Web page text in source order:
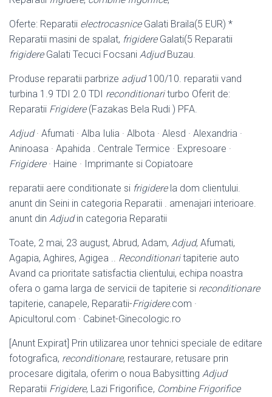
Oferte: Reparatii electrocasniceGalati Braila(5 EUR) *
Reparatii masini de spalat, frigidereGalati(5 Reparatii
frigidereGalati Tecuci Focsani AdjudBuzau.
Produse reparatii parbrize adjud100/10. reparatii vand
turbina 1.9 TDI 2.0 TDI reconditionariturbo Oferit de:
Reparatii Frigidere(Fazakas Bela Rudi ) PFA.
Adjud· Afumati · Alba Iulia · Albota · Alesd · Alexandria ·
Aninoasa · Apahida . Centrale Termice · Expresoare ·
Frigidere· Haine · Imprimante si Copiatoare
reparatii aere conditionate si frigiderela dom clientului.
anunt din Seini in categoria Reparatii . amenajari interioare.
anunt din Adjudin categoria Reparatii
Toate, 2 mai, 23 august, Abrud, Adam, Adjud, Afumati,
Agapia, Aghires, Agigea .. Reconditionaritapiterie auto
Avand ca prioritate satisfactia clientului, echipa noastra
ofera o gama larga de servicii de tapiterie si reconditionare
tapiterie, canapele, Reparatii-Frigidere.com ·
Apicultorul.com · Cabinet-Ginecologic.ro
[Anunt Expirat] Prin utilizarea unor tehnici speciale de editare
fotografica, reconditionare, restaurare, retusare prin
procesare digitala, oferim o noua Babysitting Adjud
Reparatii Frigidere, Lazi Frigorifice, Combine Frigorifice